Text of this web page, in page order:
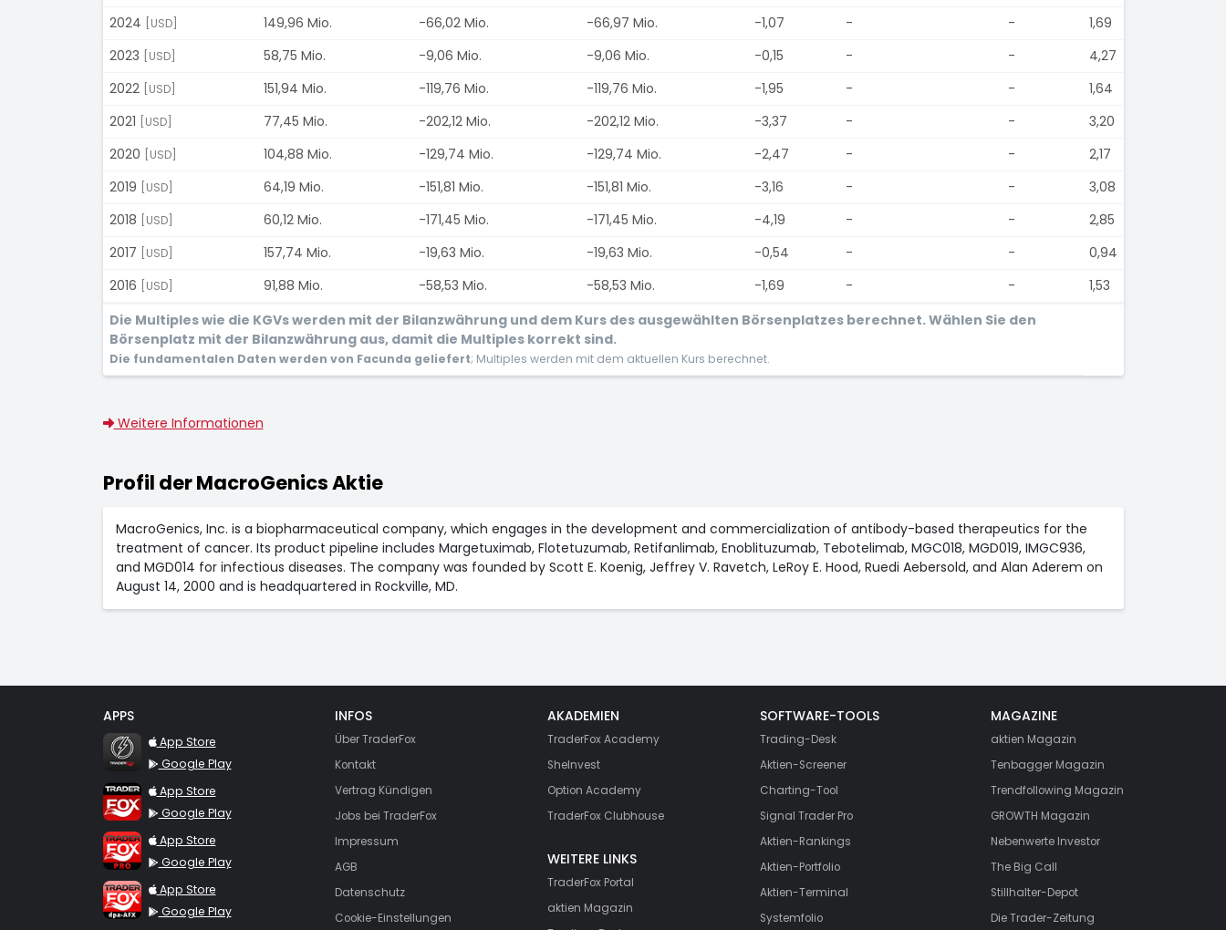
2024
[USD] 149,96 Mio. -66,02 Mio. -66,97 Mio. -1,07 - -
1,69
2023
[USD] 58,75 Mio. -9,06 Mio. -9,06 Mio. -0,15 - -
4,27
2022
[USD] 151,94 Mio. -119,76 Mio. -119,76 Mio. -1,95 - -
1,64
2021
[USD] 77,45 Mio. -202,12 Mio. -202,12 Mio. -3,37 - -
3,20
2020
[USD] 104,88 Mio. -129,74 Mio. -129,74 Mio. -2,47 - -
2,17
2019
[USD] 64,19 Mio. -151,81 Mio. -151,81 Mio. -3,16 - -
3,08
2018
[USD] 60,12 Mio. -171,45 Mio. -171,45 Mio. -4,19 - -
2,85
2017
[USD] 157,74 Mio. -19,63 Mio. -19,63 Mio. -0,54 - -
0,94
2016
[USD] 91,88 Mio. -58,53 Mio. -58,53 Mio. -1,69 - -
1,53
Die Multiples wie die KGVs werden mit der Bilanzwährung und dem Kurs des ausgewählten Börsenplatzes berechnet. Wählen Sie den
Börsenplatz mit der Bilanzwährung aus, damit die Multiples korrekt sind.
Die fundamentalen Daten werden von Facunda geliefert; Multiples werden mit dem aktuellen Kurs berechnet.
Weitere Informationen
Profil der MacroGenics Aktie
MacroGenics, Inc. is a biopharmaceutical company, which engages in the development and commercialization of antibody-based therapeutics for the
treatment of cancer. Its product pipeline includes Margetuximab, Flotetuzumab, Retifanlimab, Enoblituzumab, Tebotelimab, MGC018, MGD019, IMGC936,
and MGD014 for infectious diseases. The company was founded by Scott E. Koenig, Jeffrey V. Ravetch, LeRoy E. Hood, Ruedi Aebersold, and Alan Aderem on
August 14, 2000 and is headquartered in Rockville, MD.
APPS
TraderFox Flash
App Store
Google Play
TraderFox App
App Store
Google Play
TraderFox Pro
App Store
Google Play
TraderFox dpa-AFX ProFeed
App Store
Google Play
INFOS
Über TraderFox
Kontakt
Vertrag Kündigen
Jobs bei TraderFox
Impressum
AGB
Datenschutz
Cookie-Einstellungen
AKADEMIEN
TraderFox Academy
SheInvest
Option Academy
TraderFox Clubhouse
WEITERE LINKS
TraderFox Portal
aktien Magazin
SOFTWARE-TOOLS
Trading-Desk
Aktien-Screener
Charting-Tool
Signal Trader Pro
Aktien-Rankings
Aktien-Portfolio
Aktien-Terminal
Systemfolio
MAGAZINE
aktien Magazin
Tenbagger Magazin
Trendfollowing Magazin
GROWTH Magazin
Nebenwerte Investor
The Big Call
Stillhalter-Depot
Die Trader-Zeitung